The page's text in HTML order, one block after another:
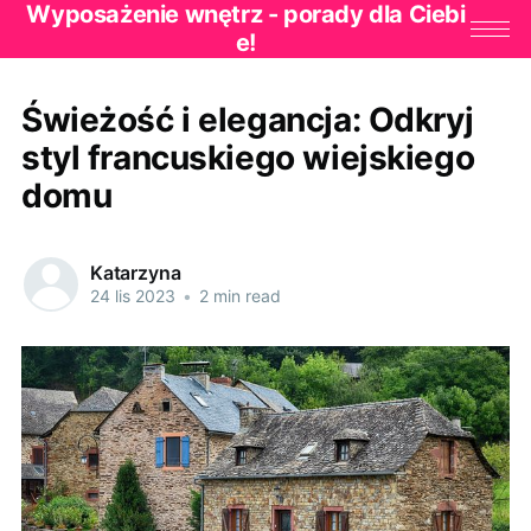
Wyposażenie wnętrz - porady dla Ciebi
e!
Świeżość i elegancja: Odkryj
styl francuskiego wiejskiego
domu
Katarzyna
24 lis 2023 • 2 min read